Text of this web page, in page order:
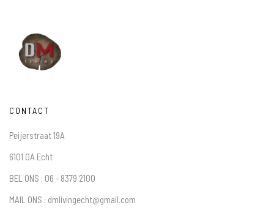
CONTACT
Peijerstraat 19A
6101 GA Echt
BEL ONS : 06 - 8379 2100
MAIL ONS : dmlivingecht@gmail.com